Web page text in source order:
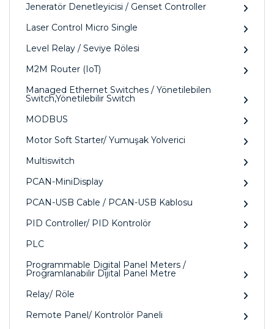
Jeneratör Denetleyicisi / Genset Controller
Laser Control Micro Single
Level Relay / Seviye Rölesi
M2M Router (IoT)
Managed Ethernet Switches / Yönetilebilen
Switch,Yönetilebilir Switch
MODBUS
Motor Soft Starter/ Yumuşak Yolverici
Multiswitch
PCAN-MiniDisplay
PCAN-USB Cable / PCAN-USB Kablosu
PID Controller/ PID Kontrolör
PLC
Programmable Digital Panel Meters /
Programlanabilir Dijital Panel Metre
Relay/ Röle
Remote Panel/ Kontrolör Paneli